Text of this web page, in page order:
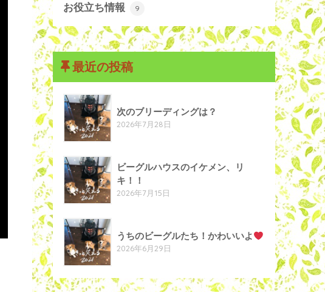
お役立ち情報 9
最近の投稿
次のブリーディングは？
2026年7月28日
ビーグルハウスのイケメン、リ
キ！！
2026年7月15日
うちのビーグルたち！かわいいよ
2026年6月29日